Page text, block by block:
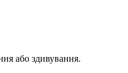
або здивування.